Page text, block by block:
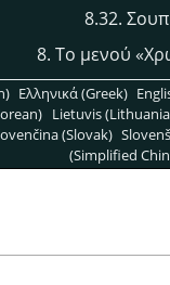
8.32.
8. Το μενού «
Ελληνικά (Greek)
Lietuvis
(Slovak)
(Simplified